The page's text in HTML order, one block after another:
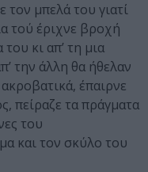
μπελά του γιατί
τού έριχνε βροχή
κι απ’ τη μια
την άλλη θα ήθελαν
έπαιρνε
πείραζε τα πράγματα
του
και τον σκύλο του